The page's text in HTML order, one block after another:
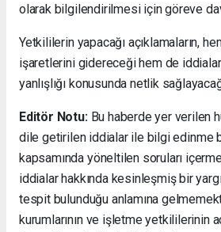
olarak bilgilendirilmesi için göreve
Yetkililerin yapacağı açıklamaların,
işaretlerini gidereceği hem de
yanlışlığı konusunda netlik
Editör Notu:Bu haberde yer verilen
dile getirilen iddialar ile bilgi edinme
kapsamında yöneltilen soruları
iddialar hakkında kesinleşmiş bir
tespit bulunduğu anlamına
kurumlarının ve işletme yetkililerinin